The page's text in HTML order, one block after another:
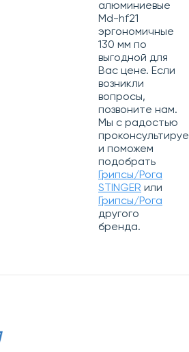
алюминиевые
Md-hf21
эргономичные
130 мм по
выгодной для
Вас цене. Если
возникли
вопросы,
позвоните нам.
Мы с радостью
и поможем
подобрать
Грипсы/Рога
STINGER или
Грипсы/Рога
другого
бренда.